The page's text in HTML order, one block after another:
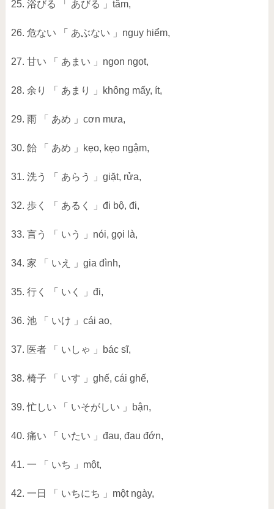
25. 浴びる 「 あびる 」tắm,
26. 危ない 「 あぶない 」nguy hiểm,
27. 甘い 「 あまい 」ngon ngọt,
28. 余り 「 あまり 」không mấy, ít,
29. 雨 「 あめ 」cơn mưa,
30. 飴 「 あめ 」kẹo, kẹo ngậm,
31. 洗う 「 あらう 」giặt, rửa,
32. 歩く 「 あるく 」đi bộ, đi,
33. 言う 「 いう 」nói, gọi là,
34. 家 「 いえ 」gia đình,
35. 行く 「 いく 」đi,
36. 池 「 いけ 」cái ao,
37. 医者 「 いしゃ 」bác sĩ,
38. 椅子 「 いす 」ghế, cái ghế,
39. 忙しい 「 いそがしい 」bận,
40. 痛い 「 いたい 」đau, đau đớn,
41. 一 「 いち 」một,
42. 一日 「 いちにち 」một ngày,